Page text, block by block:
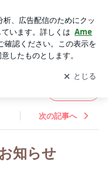
知
を受け取りまし
開く
次の記事へ
知らせ